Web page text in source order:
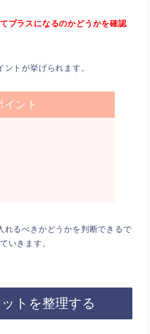
プラスになるのかどうかを確認
トが挙げられます。
イント
れるべきかどうかを判断できるで
いきます。
トを整理する